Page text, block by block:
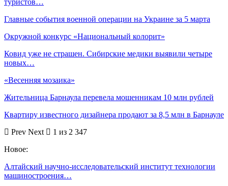
туристов…
Главные события военной операции на Украине за 5 марта
Окружной конкурс «Национальный колорит»
Ковид уже не страшен. Сибирские медики выявили четыре
новых…
«Весенняя мозаика»
Жительница Барнаула перевела мошенникам 10 млн рублей
Квартиру известного дизайнера продают за 8,5 млн в Барнауле
Prev Next
1 из 2 347
Новое:
Алтайский научно-исследовательский институт технологии
машиностроения…